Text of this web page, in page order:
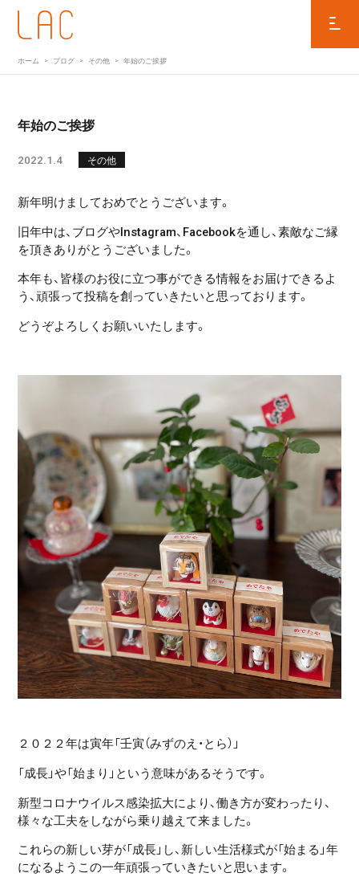
ホーム ブログ その他 年始のご挨拶
年始のご挨拶
2022.1.4 その他
新年明けましておめでとうございます。
旧年中は、ブログやInstagram、Facebookを通し、素敵なご縁
を頂きありがとうございました。
本年も、皆様のお役に立つ事ができる情報をお届けできるよ
う、頑張って投稿を創っていきたいと思っております。
どうぞよろしくお願いいたします。
２０２２年は寅年「壬寅（みずのえ・とら）」
「成長」や「始まり」という意味があるそうです。
新型コロナウイルス感染拡大により、働き方が変わったり、
様々な工夫をしながら乗り越えて来ました。
これらの新しい芽が「成長」し、新しい生活様式が「始まる」年
になるようこの一年頑張っていきたいと思います。